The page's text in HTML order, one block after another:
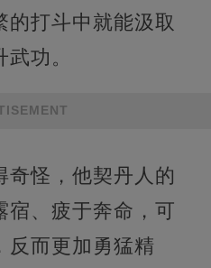
的打斗中就能汲取
功。
奇怪，他契丹人的
宿、疲于奔命，可
反而更加勇猛精